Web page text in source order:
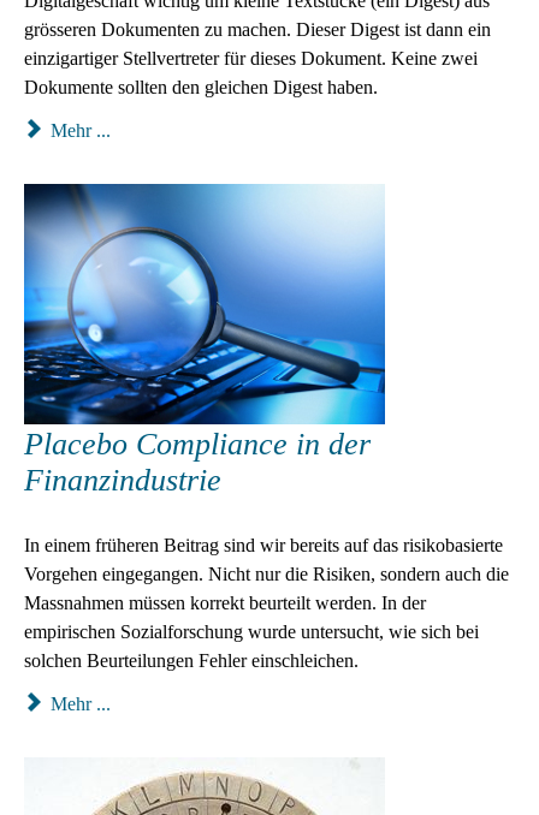
grösseren Dokumenten zu machen. Dieser Digest ist dann ein
einzigartiger Stellvertreter für dieses Dokument. Keine zwei
Dokumente sollten den gleichen Digest haben.
Mehr ...
Placebo Compliance in der
Finanzindustrie
In einem früheren Beitrag sind wir bereits auf das risikobasierte
Vorgehen eingegangen. Nicht nur die Risiken, sondern auch die
Massnahmen müssen korrekt beurteilt werden. In der
empirischen Sozialforschung wurde untersucht, wie sich bei
solchen Beurteilungen Fehler einschleichen.
Mehr ...